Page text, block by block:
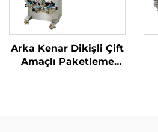
Arka Kenar Dikişli Çift
Amaçlı Paketleme